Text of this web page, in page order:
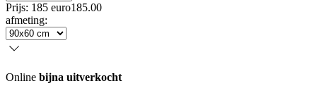
Prijs: 185 euro185.00
afmeting:
Online bijna uitverkocht